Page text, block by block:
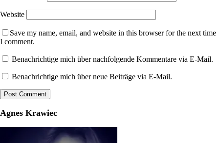
Website
Save my name, email, and website in this browser for the next time
I comment.
Benachrichtige mich über nachfolgende Kommentare via E-Mail.
Benachrichtige mich über neue Beiträge via E-Mail.
Agnes Krawiec